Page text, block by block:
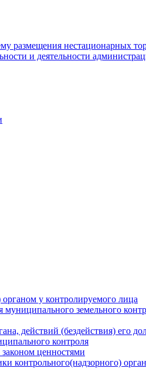
размещения нестационарных
и деятельности
у контролируемого лица
муниципального земельного
действий (бездействия) его
контроля
ценностями
контрольного(надзорного)